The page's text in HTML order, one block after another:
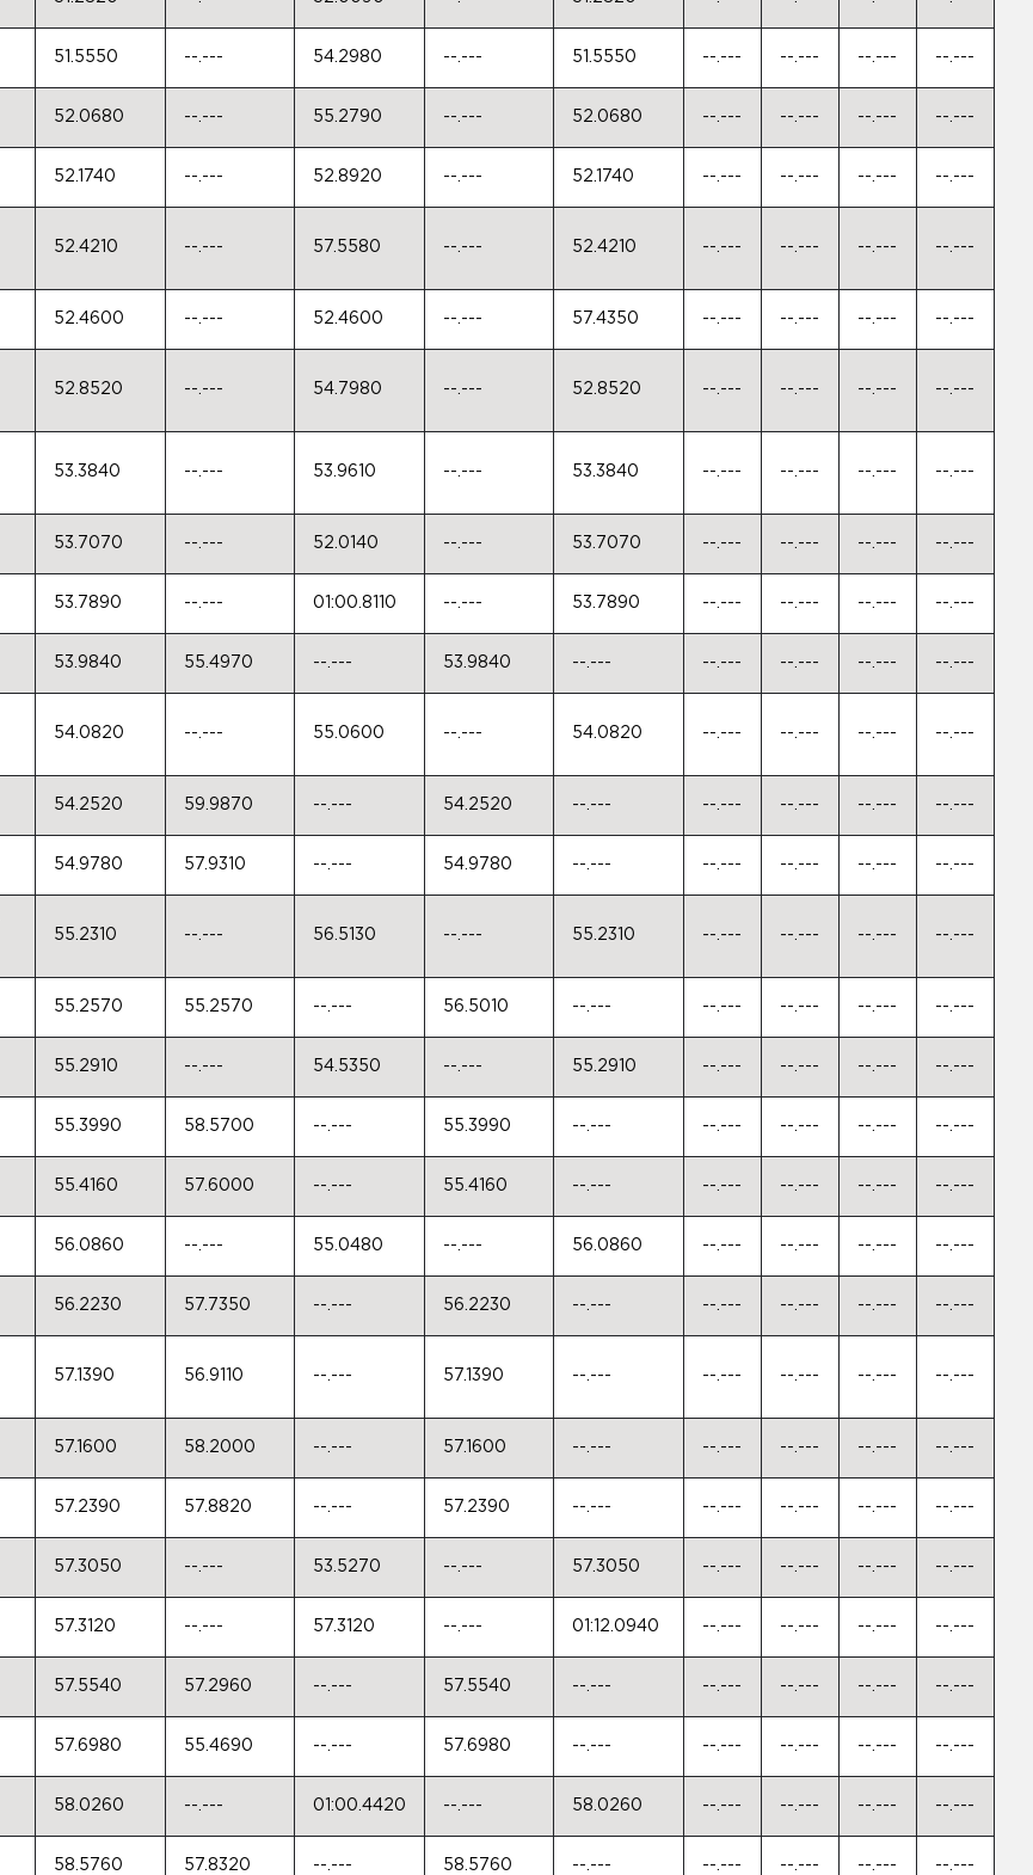
51.5550 --.--- 54.2980 --.--- 51.5550 --.--- --.--- --.--- --.---
52.0680 --.--- 55.2790 --.--- 52.0680 --.--- --.--- --.--- --.---
52.1740 --.--- 52.8920 --.--- 52.1740 --.--- --.--- --.--- --.---
52.4210 --.--- 57.5580 --.--- 52.4210 --.--- --.--- --.--- --.---
52.4600 --.--- 52.4600 --.--- 57.4350 --.--- --.--- --.--- --.---
52.8520 --.--- 54.7980 --.--- 52.8520 --.--- --.--- --.--- --.---
53.3840 --.--- 53.9610 --.--- 53.3840 --.--- --.--- --.--- --.---
53.7070 --.--- 52.0140 --.--- 53.7070 --.--- --.--- --.--- --.---
53.7890 --.--- 01:00.8110 --.--- 53.7890 --.--- --.--- --.--- --.---
53.9840 55.4970 --.--- 53.9840 --.--- --.--- --.--- --.--- --.---
54.0820 --.--- 55.0600 --.--- 54.0820 --.--- --.--- --.--- --.---
54.2520 59.9870 --.--- 54.2520 --.--- --.--- --.--- --.--- --.---
54.9780 57.9310 --.--- 54.9780 --.--- --.--- --.--- --.--- --.---
55.2310 --.--- 56.5130 --.--- 55.2310 --.--- --.--- --.--- --.---
55.2570 55.2570 --.--- 56.5010 --.--- --.--- --.--- --.--- --.---
55.2910 --.--- 54.5350 --.--- 55.2910 --.--- --.--- --.--- --.---
55.3990 58.5700 --.--- 55.3990 --.--- --.--- --.--- --.--- --.---
55.4160 57.6000 --.--- 55.4160 --.--- --.--- --.--- --.--- --.---
56.0860 --.--- 55.0480 --.--- 56.0860 --.--- --.--- --.--- --.---
56.2230 57.7350 --.--- 56.2230 --.--- --.--- --.--- --.--- --.---
57.1390 56.9110 --.--- 57.1390 --.--- --.--- --.--- --.--- --.---
57.1600 58.2000 --.--- 57.1600 --.--- --.--- --.--- --.--- --.---
57.2390 57.8820 --.--- 57.2390 --.--- --.--- --.--- --.--- --.---
57.3050 --.--- 53.5270 --.--- 57.3050 --.--- --.--- --.--- --.---
57.3120 --.--- 57.3120 --.--- 01:12.0940 --.--- --.--- --.--- --.---
57.5540 57.2960 --.--- 57.5540 --.--- --.--- --.--- --.--- --.---
57.6980 55.4690 --.--- 57.6980 --.--- --.--- --.--- --.--- --.---
58.0260 --.--- 01:00.4420 --.--- 58.0260 --.--- --.--- --.--- --.---
58.5760 57.8320 --.--- 58.5760 --.--- --.--- --.--- --.--- --.---